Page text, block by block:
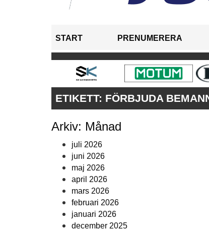
START PRENUMERERA
ETIKETT: FÖRBJUDA
Arkiv: Månad
juli 2026
juni 2026
maj 2026
april 2026
mars 2026
februari 2026
januari 2026
december 2025